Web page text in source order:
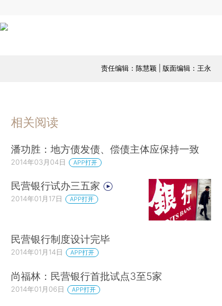
责任编辑：陈慧颖 | 版面编辑：王永
相关阅读
潘功胜：地方债发债、偿债主体应保持一致
2014年03月04日 APP打开
民营银行试办三五家
2014年01月17日 APP打开
民营银行制度设计完毕
2014年01月14日 APP打开
尚福林：民营银行首批试点3至5家
2014年01月06日 APP打开